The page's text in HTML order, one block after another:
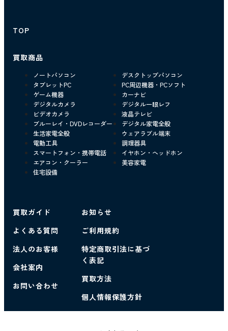
TOP
買取商品
ノートパソコン
デスクトップパソコン
タブレットPC
PC周辺機器・PCソフト
ゲーム機器
カーナビ
デジタルカメラ
デジタル一眼レフ
ビデオカメラ
液晶テレビ
ブルーレイ・DVDレコーダー
デジタル家電全般
生活家電全般
ウェアラブル端末
電動工具
調理器具
スマートフォン・携帯電話
イヤホン・ヘッドホン
エアコン・クーラー
美容家電
住宅設備
買取ガイド
よくある質問
法人のお客様
会社案内
お問い合わせ
お知らせ
ご利用規約
特定商取引法に基づ
く表記
買取方法
個人情報保護方針